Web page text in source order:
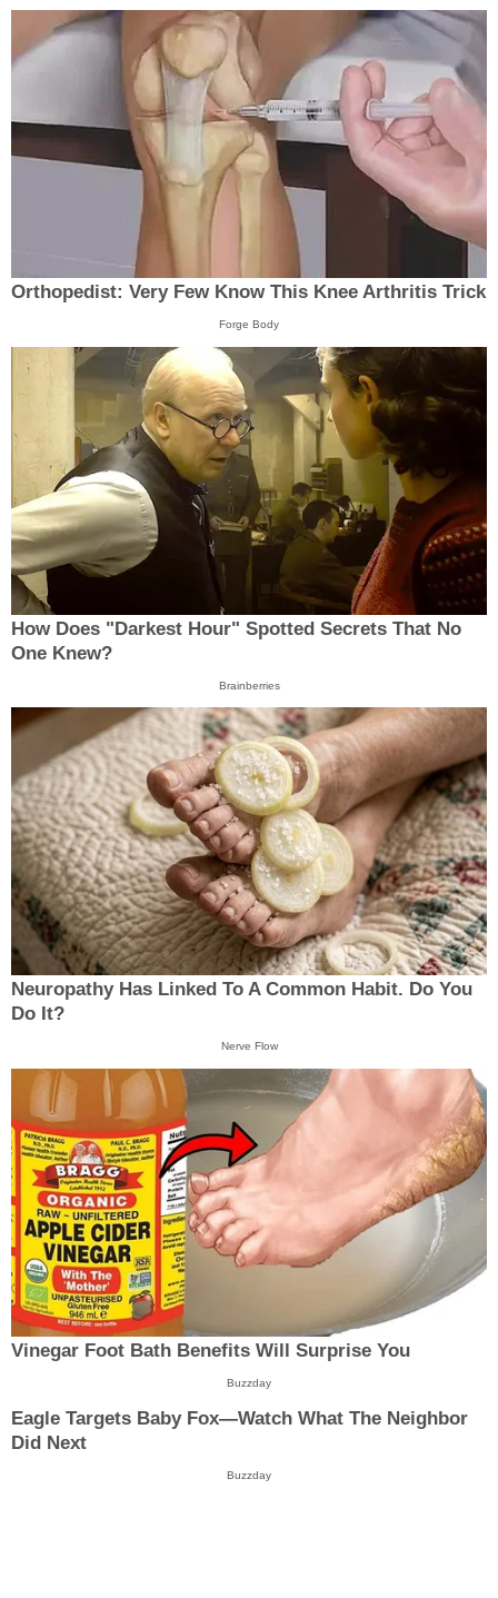
Orthopedist: Very Few Know This Knee Arthritis Trick
Forge Body
How Does "Darkest Hour" Spotted Secrets That No
One Knew?
Brainberries
Neuropathy Has Linked To A Common Habit. Do You
Do It?
Nerve Flow
Vinegar Foot Bath Benefits Will Surprise You
Buzzday
Eagle Targets Baby Fox—Watch What The Neighbor
Did Next
Buzzday